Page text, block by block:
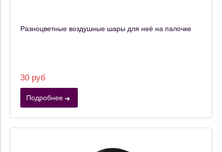
Разноцветные воздушные шары для неё на палочке
30 руб
Подробнее